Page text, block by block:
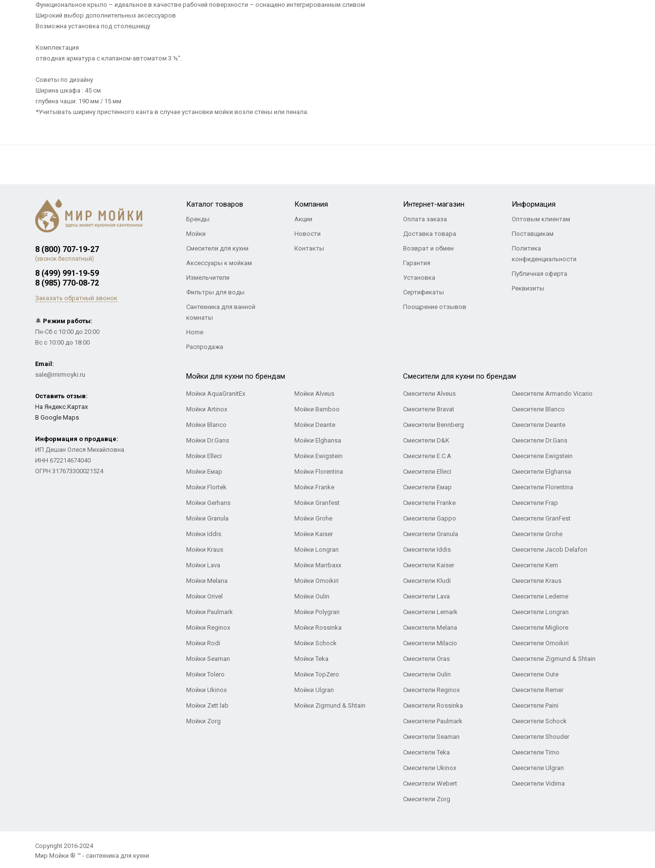
Функциональное крыло – идеальное в качестве рабочей поверхности – оснащено интегрированным сливом
Широкий выбор дополнительных аксессуаров
Возможна установка под столешницу
Комплектация
отводная арматура с клапаном-автоматом 3 ½“.
Советы по дизайну
Ширина шкафа : 45 см
глубина чаши: 190 мм / 15 мм
*Учитывать ширину пристенного канта в случае установки мойки возле стены или пенала.
8 (800) 707-19-27
(звонок бесплатный)
8 (499) 991-19-59
8 (985) 770-08-72
Заказать обратный звонок
🔔 Режим работы:
Пн-Сб с 10:00 до 20:00
Вс с 10:00 до 18:00
Email:
sale@mirmoyki.ru
Оставить отзыв:
На Яндекс.Картах
В Google Maps
Информация о продавце:
ИП Дешан Олеся Михайловна
ИНН 672214674040
ОГРН 317673300021524
Каталог товаров
Бренды
Мойки
Смесители для кухни
Аксессуары к мойкам
Измельчители
Фильтры для воды
Сантехника для ванной
комнаты
Home
Распродажа
Компания
Акции
Новости
Контакты
Интернет-магазин
Оплата заказа
Доставка товара
Возврат и обмен
Гарантия
Установка
Сертификаты
Поощрение отзывов
Информация
Оптовым клиентам
Поставщикам
Политика
конфиденциальности
Публичная оферта
Реквизиты
Мойки для кухни по брендам
Мойки AquaGranitEx Мойки Alveus
Мойки Artinox Мойки Bamboo
Мойки Blanco Мойки Deante
Мойки Dr.Gans Мойки Elghansa
Мойки Elleci Мойки Ewigstein
Мойки Емар Мойки Florentina
Мойки Flortek Мойки Franke
Мойки Gerhans Мойки Granfest
Мойки Granula Мойки Grohe
Мойки Iddis Мойки Kaiser
Мойки Kraus Мойки Longran
Мойки Lava Мойки Marrbaxx
Мойки Melana Мойки Omoikiri
Мойки Orivel Мойки Oulin
Мойки Paulmark Мойки Polygran
Мойки Reginox Мойки Rossinka
Мойки Rodi Мойки Schock
Мойки Seaman Мойки Teka
Мойки Tolero Мойки TopZero
Мойки Ukinox Мойки Ulgran
Мойки Zett lab Мойки Zigmund & Shtain
Мойки Zorg
Cмесители для кухни по брендам
Смесители Alveus Смесители Armando Vicario
Смесители Bravat Смесители Blanco
Смесители Bennberg Смесители Deante
Смесители D&K Смесители Dr.Gans
Смесители E.C.A Cмесители Ewigstein
Смесители Elleci Смесители Elghansa
Смесители Емар Смесители Florentina
Смесители Franke Смесители Frap
Смесители Gappo Смесители GranFest
Смесители Granula Смесители Grohe
Смесители Iddis Смесители Jacob Delafon
Смесители Kaiser Смесители Kern
Смесители Kludi Смесители Kraus
Смесители Lava Смесители Ledeme
Смесители Lemark Смесители Longran
Смесители Melana Смесители Migliore
Смесители Milacio Смесители Omoikiri
Смесители Oras Смесители Zigmund & Shtain
Смесители Oulin Смесители Oute
Смесители Reginox Смесители Remer
Смесители Rossinka Смесители Paini
Смесители Paulmark Смесители Schock
Смесители Seaman Смесители Shouder
Смесители Teka Смесители Timo
Смесители Ukinox Смесители Ulgran
Смесители Webert Смесители Vidima
Смесители Zorg
Copyright 2016-2024
Мир Мойки ® ™ - сантехника для кухни